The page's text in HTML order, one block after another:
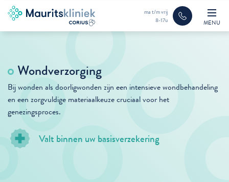
ma t/m vrij
8-17u
MENU
Wondverzorging
Bij wonden als doorligwonden zijn een intensieve wondbehandeling
en een zorgvuldige materiaalkeuze cruciaal voor het
genezingsproces.
Valt binnen uw basisverzekering